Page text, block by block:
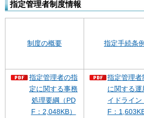
指定管理者制度情報
制度の概要 指定手続条例
指定管理者の指
定に関する事務
処理要綱（PD
F：2,048KB）
指定管理者
に関する運
イドライン
F：1,603KB